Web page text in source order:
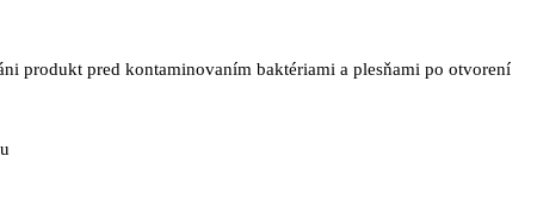
produkt pred kontaminovaním baktériami a plesňami po otvorení